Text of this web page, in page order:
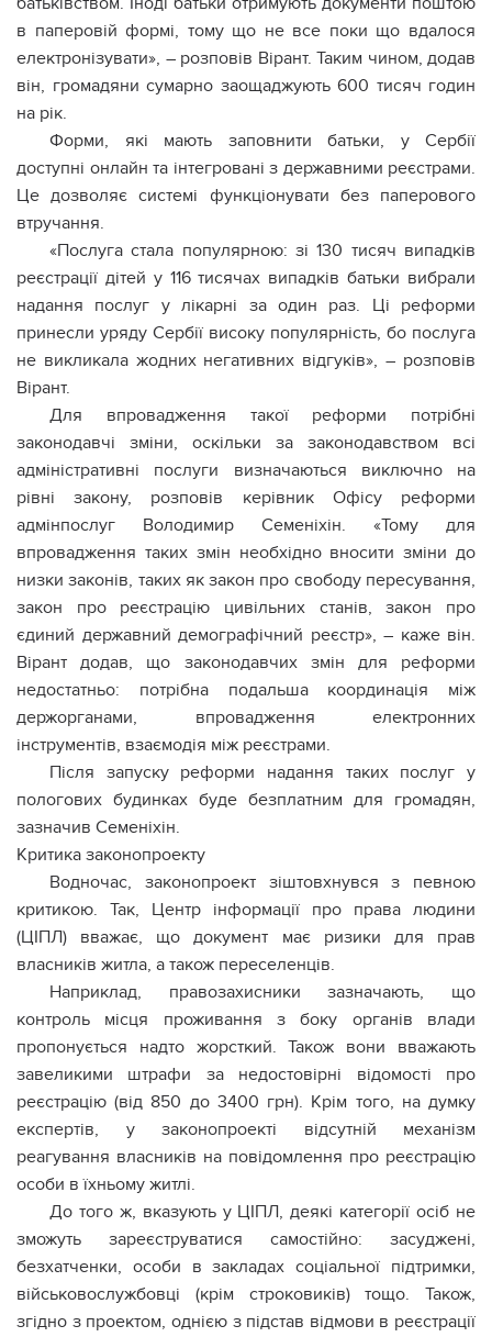
в паперовій формі, тому що не все поки що вдалося
електронізувати», – розповів Вірант. Таким чином, додав
він, громадяни сумарно заощаджують 600 тисяч годин
на рік.
Форми, які мають заповнити батьки, у Сербії
доступні онлайн та інтегровані з державними реєстрами.
Це дозволяє системі функціонувати без паперового
втручання.
«Послуга стала популярною: зі 130 тисяч випадків
реєстрації дітей у 116 тисячах випадків батьки вибрали
надання послуг у лікарні за один раз. Ці реформи
принесли уряду Сербії високу популярність, бо послуга
не викликала жодних негативних відгуків», – розповів
Вірант.
Для впровадження такої реформи потрібні
законодавчі зміни, оскільки за законодавством всі
адміністративні послуги визначаються виключно на
рівні закону, розповів керівник Офісу реформи
адмінпослуг Володимир Семеніхін. «Тому для
впровадження таких змін необхідно вносити зміни до
низки законів, таких як закон про свободу пересування,
закон про реєстрацію цивільних станів, закон про
єдиний державний демографічний реєстр», – каже він.
Вірант додав, що законодавчих змін для реформи
недостатньо: потрібна подальша координація між
держорганами, впровадження електронних
інструментів, взаємодія між реєстрами.
Після запуску реформи надання таких послуг у
пологових будинках буде безплатним для громадян,
зазначив Семеніхін.
Критика законопроекту
Водночас, законопроект зіштовхнувся з певною
критикою. Так, Центр інформації про права людини
(ЦІПЛ) вважає, що документ має ризики для прав
власників житла, а також переселенців.
Наприклад, правозахисники зазначають, що
контроль місця проживання з боку органів влади
пропонується надто жорсткий. Також вони вважають
завеликими штрафи за недостовірні відомості про
реєстрацію (від 850 до 3400 грн). Крім того, на думку
експертів, у законопроекті відсутній механізм
реагування власників на повідомлення про реєстрацію
особи в їхньому житлі.
До того ж, вказують у ЦІПЛ, деякі категорії осіб не
зможуть зареєструватися самостійно: засуджені,
безхатченки, особи в закладах соціальної підтримки,
військовослужбовці (крім строковиків) тощо. Також,
згідно з проектом, однією з підстав відмови в реєстрації